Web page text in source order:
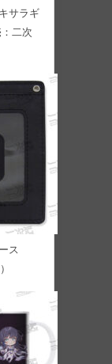
サラギ
二次
ス